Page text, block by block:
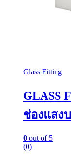
Glass Fitting
GLASS
ช่องแสง
0 out of 5
(0)